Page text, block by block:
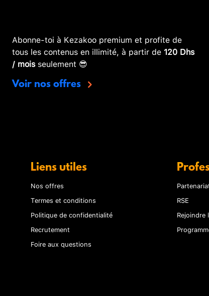
Abonne-toi à Kezakoo premium et profite de
tous les contenus en illimité, à partir de 120 Dhs
/ moisseulement 😎
Voir nos offres
Liens utiles
Nos offres
Termes et conditions
Politique de confidentialité
Recrutement
Foire aux questions
RSE